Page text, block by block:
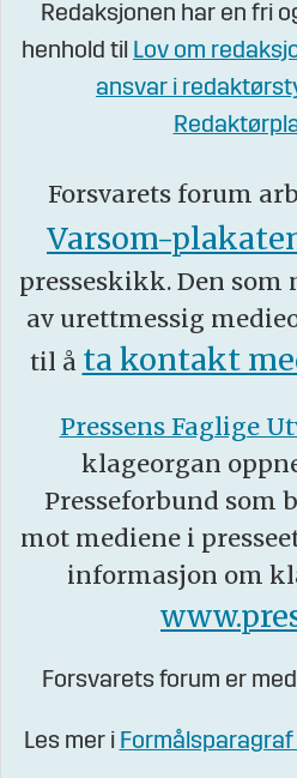
Redaksjonen har en fri
henhold til Lov om
ansvar i
Forsvarets forum
Varsom-
presseskikk. Den som
av urettmessig
til å ta kontakt
Pressens Faglige
klageorgan
Presseforbund som
mot mediene i
informasjon om
Forsvarets forum er
Les mer i